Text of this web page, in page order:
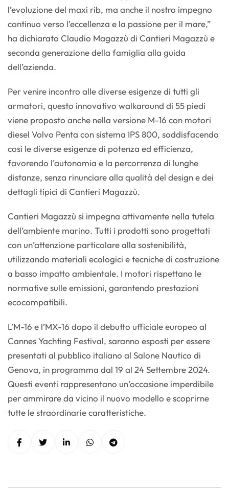
l’evoluzione del maxi rib, ma anche il nostro impegno
continuo verso l’eccellenza e la passione per il mare,”
ha dichiarato Claudio Magazzù di Cantieri Magazzù e
seconda generazione della famiglia alla guida
dell’azienda.
Per venire incontro alle diverse esigenze di tutti gli
armatori, questo innovativo walkaround di 55 piedi
viene proposto anche nella versione M-16 con motori
diesel Volvo Penta con sistema IPS 800, soddisfacendo
così le diverse esigenze di potenza ed efficienza,
favorendo l’autonomia e la percorrenza di lunghe
distanze, senza rinunciare alla qualità del design e dei
dettagli tipici di Cantieri Magazzù.
Cantieri Magazzù si impegna attivamente nella tutela
dell’ambiente marino. Tutti i prodotti sono progettati
con un’attenzione particolare alla sostenibilità,
utilizzando materiali ecologici e tecniche di costruzione
a basso impatto ambientale. I motori rispettano le
normative sulle emissioni, garantendo prestazioni
ecocompatibili.
L’M-16 e l’MX-16 dopo il debutto ufficiale europeo al
Cannes Yachting Festival, saranno esposti per essere
presentati al pubblico italiano al Salone Nautico di
Genova, in programma dal 19 al 24 Settembre 2024.
Questi eventi rappresentano un’occasione imperdibile
per ammirare da vicino il nuovo modello e scoprirne
tutte le straordinarie caratteristiche.